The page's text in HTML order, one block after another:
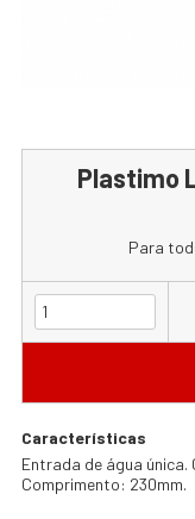
Plastimo
Para
Características
Entrada de água
Comprimento: 230mm.